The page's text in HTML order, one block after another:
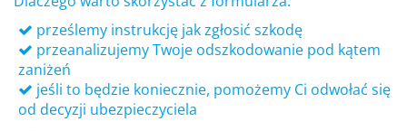
prześlemy instrukcję jak zgłosić szkodę
przeanalizujemy Twoje odszkodowanie pod kątem
zaniżeń
jeśli to będzie koniecznie, pomożemy Ci odwołać się
od decyzji ubezpieczyciela